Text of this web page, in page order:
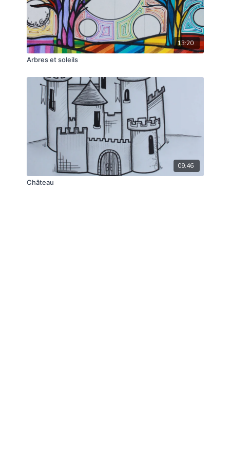
13:20
Arbres et soleils
09:46
Château